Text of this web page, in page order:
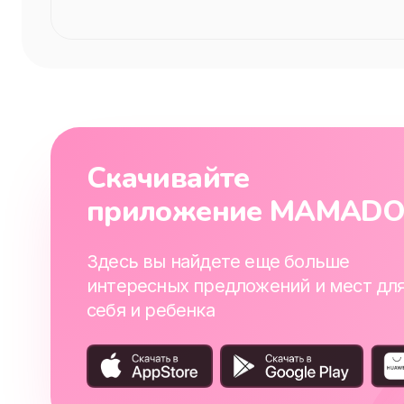
Скачивайте
приложение
Здесь вы найдете еще больше
интересных предложений и мест
себя и ребенка